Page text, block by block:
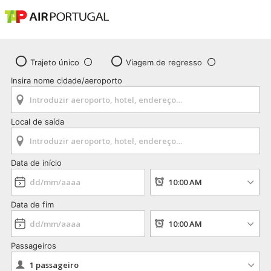
Trajeto único
Viagem de regresso
Insira nome cidade/aeroporto
Local de saída
Data de início
Data de fim
Passageiros